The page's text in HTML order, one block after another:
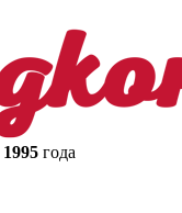
1995 года